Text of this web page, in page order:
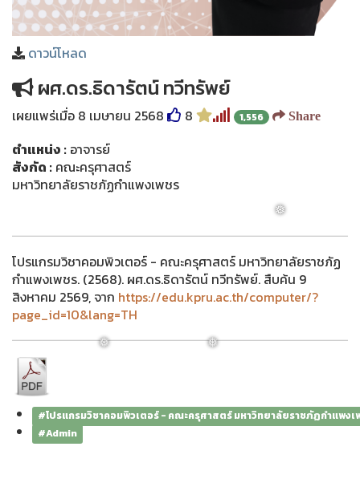
ดาวน์โหลด
ผศ.ดร.ธิดารัตน์ ทวีทรัพย์
เผยแพร่เมื่อ 8 เมษายน 2568 8 1,556 Share
ตำแหน่ง : อาจารย์
สังกัด : คณะครุศาสตร์
มหาวิทยาลัยราชภัฏกำแพงเพชร
โปรแกรมวิชาคอมพิวเตอร์ - คณะครุศาสตร์ มหาวิทยาลัยราชภัฏ
กำแพงเพชร. (2568). ผศ.ดร.ธิดารัตน์ ทวีทรัพย์. สืบค้น 9
สิงหาคม 2569, จาก https://edu.kpru.ac.th/computer/?
page_id=10&lang=TH
#โปรแกรมวิชาคอมพิวเตอร์ - คณะครุศาสตร์ มหาวิทยาลัยราชภัฏกำแพงเ
#Admin